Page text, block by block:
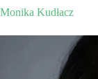
Monika Kudłacz